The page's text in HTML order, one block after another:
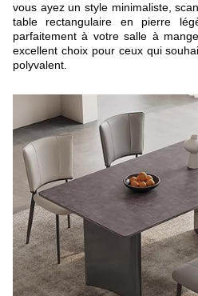
vous ayez un style minimaliste,
table rectangulaire en pierre
parfaitement à votre salle à
excellent choix pour ceux qui
polyvalent.